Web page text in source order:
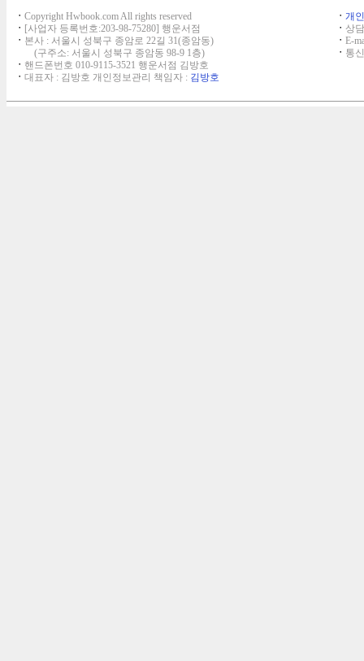
ㆍ Copyright Hwbook.com All rights reserved
ㆍ [사업자 등록번호:203-98-75280] 행운서점
ㆍ 본사 : 서울시 성북구 종암로 22길 31(종암동)
(구주소: 서울시 성북구 종암동 98-9 1층)
ㆍ 핸드폰번호 010-9115-3521 행운서점 김방호
ㆍ 대표자 : 김방호 개인정보관리 책임자 : 김방호
ㆍ 개
ㆍ 상
ㆍ E-
ㆍ 통